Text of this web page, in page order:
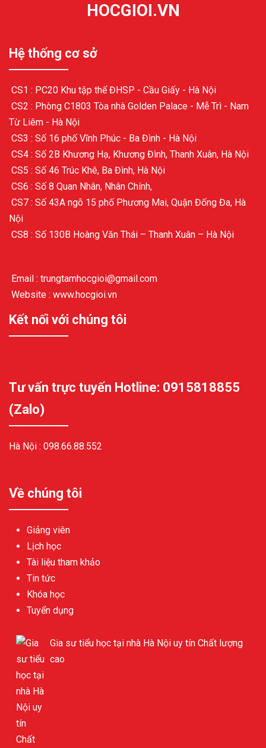
HOCGIOI.VN
Hệ thống cơ sở
CS1 : PC20 Khu tập thể ĐHSP - Cầu Giấy - Hà Nội
CS2 : Phòng C1803 Tòa nhà Golden Palace - Mễ Trì - Nam
Từ Liêm - Hà Nội
CS3 : Số 16 phố Vĩnh Phúc - Ba Đình - Hà Nội
CS4 : Số 2B Khương Hạ, Khương Đình, Thanh Xuân, Hà Nội
CS5 : Số 46 Trúc Khê, Ba Đình, Hà Nội
CS6 : Số 8 Quan Nhân, Nhân Chính,
CS7 : Số 43A ngõ 15 phố Phương Mai, Quận Đống Đa, Hà
Nội
CS8 : Số 130B Hoàng Văn Thái – Thanh Xuân – Hà Nội
Email : trungtamhocgioi@gmail.com
Website : www.hocgioi.vn
Kết nối với chúng tôi
Tư vấn trực tuyến Hotline: 0915818855
(Zalo)
Hà Nội : 098.66.88.552
Về chúng tôi
Giảng viên
Lịch học
Tài liệu tham khảo
Tin tức
Khóa học
Tuyển dụng
Gia sư tiểu học tại nhà Hà Nội uy tín Chất lượng
cao